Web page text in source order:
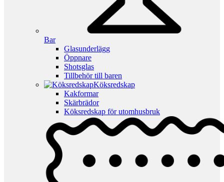
Bar
Glasunderlägg
Öppnare
Shotsglas
Tillbehör till baren
Köksredskap
Kakformar
Skärbrädor
Köksredskap för utomhusbruk